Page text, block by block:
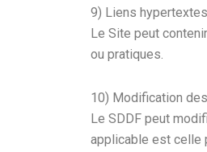
9) Liens hypertextes
Le Site peut
ou pratiques.
10) Modification des
Le SDDF peut
applicable est celle